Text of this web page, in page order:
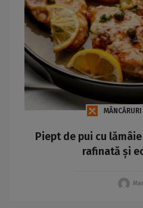
Piept de pui cu
rafinată și